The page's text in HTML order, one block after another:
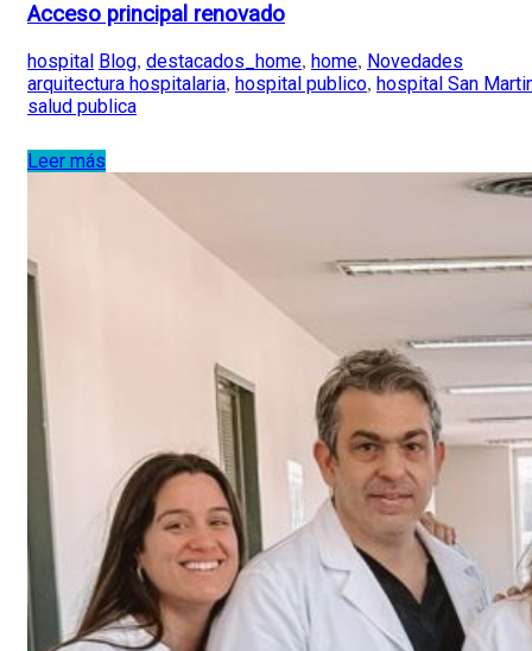
Acceso principal renovado
hospital Blog, destacados_home, home, Novedades
arquitectura hospitalaria, hospital publico, hospital San
salud publica
Leer más